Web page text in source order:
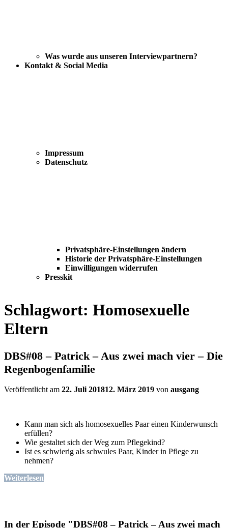
Was wurde aus unseren Interviewpartnern?
Kontakt & Social Media
Impressum
Datenschutz
Privatsphäre-Einstellungen ändern
Historie der Privatsphäre-Einstellungen
Einwilligungen widerrufen
Presskit
Schlagwort: Homosexuelle
Eltern
DBS#08 – Patrick – Aus zwei mach vier – Die
Regenbogenfamilie
Veröffentlicht am 22. Juli 201812. März 2019 von ausgang
Kann man sich als homosexuelles Paar einen Kinderwunsch
erfüllen?
Wie gestaltet sich der Weg zum Pflegekind?
Ist es schwierig als schwules Paar, Kinder in Pflege zu
nehmen?
Weiterlesen
In der Episode "DBS#08 – Patrick – Aus zwei mach